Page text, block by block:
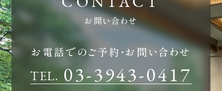
お問い合わせ
お電話でのご予約・お問い合わせ
TEL. 03-3943-0417